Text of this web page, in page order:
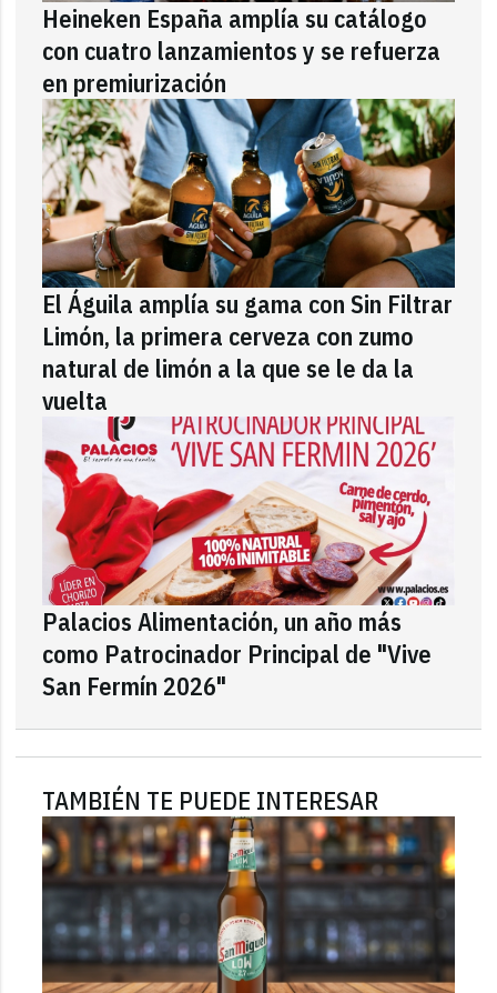
Heineken España amplía su catálogo
con cuatro lanzamientos y se refuerza
en premiurización
El Águila amplía su gama con Sin Filtrar
Limón, la primera cerveza con zumo
natural de limón a la que se le da la
vuelta
Palacios Alimentación, un año más
como Patrocinador Principal de "Vive
San Fermín 2026"
TAMBIÉN TE PUEDE INTERESAR